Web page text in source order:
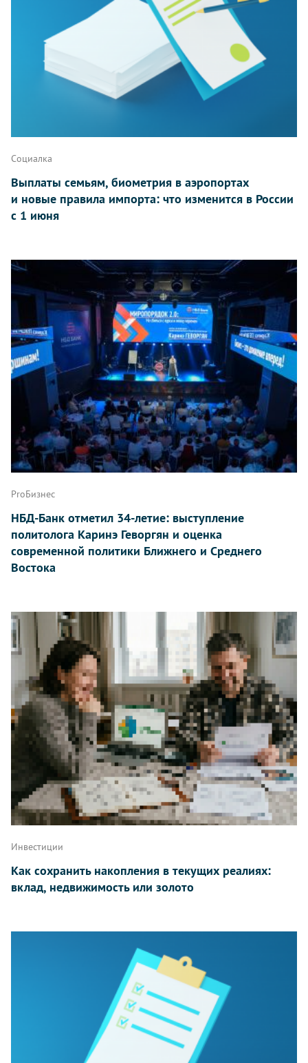
Социалка
Выплаты семьям, биометрия в аэропортах
и новые правила импорта: что изменится в России
с 1 июня
ProБизнес
НБД-Банк отметил 34-летие: выступление
политолога Каринэ Геворгян и оценка
современной политики Ближнего и Среднего
Востока
Инвестиции
Как сохранить накопления в текущих реалиях:
вклад, недвижимость или золото